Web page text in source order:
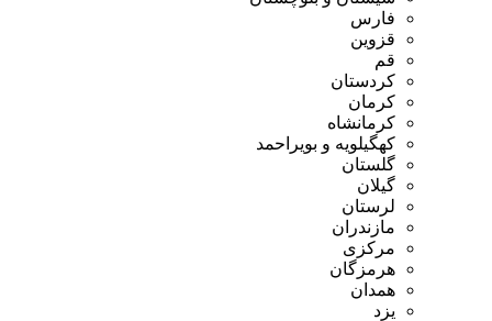
فارس
قزوین
قم
کردستان
کرمان
کرمانشاه
کهگیلویه و بویراحمد
گلستان
گیلان
لرستان
مازندران
مرکزی
هرمزگان
همدان
یزد